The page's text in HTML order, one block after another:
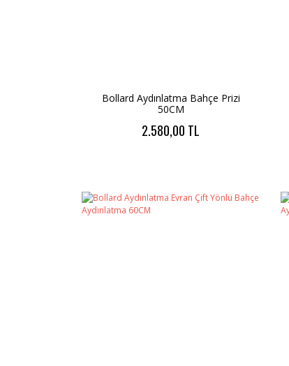
Bollard Aydınlatma Bahçe Prizi
50CM
2.580,00 TL